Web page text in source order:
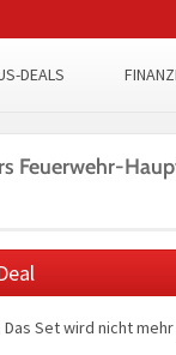
DEALS
Feuerwehr-
Set wird nicht